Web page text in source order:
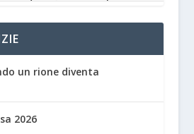
un rione diventa
2026